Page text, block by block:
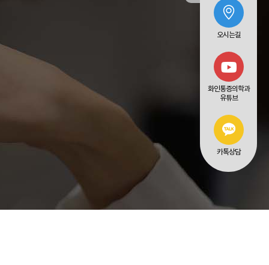
오시는길
화인통증의학과
유튜브
카톡상담